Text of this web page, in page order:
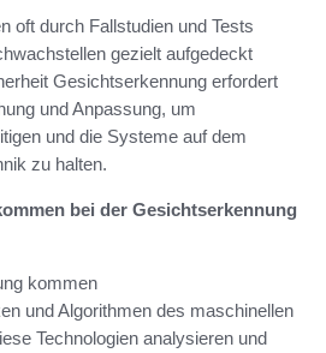
oft durch Fallstudien und Tests
gezielt aufgedeckt
Gesichtserkennung erfordert
und Anpassung, um
und die Systeme auf dem
zu halten.
bei der Gesichtserkennung
kommen
und Algorithmen des maschinellen
Technologien analysieren und